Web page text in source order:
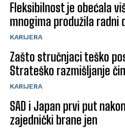
Fleksibilnost je obećala
mnogima produžila radni
KARIJERA
Zašto stručnjaci teško
Strateško razmišljanje
KARIJERA
SAD i Japan prvi put
zajednički brane jen